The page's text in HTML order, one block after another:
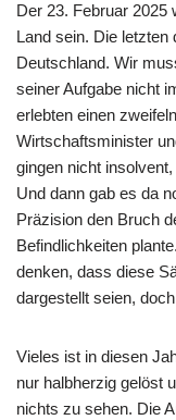
Der 23. Februar 2025
Land sein. Die letzten
Deutschland. Wir
seiner Aufgabe nicht
erlebten einen
Wirtschaftsminister
gingen nicht
Und dann gab es da
Präzision den Bruch
Befindlichkeiten
denken, dass diese
dargestellt seien,
Vieles ist in diesen
nur halbherzig gelöst
nichts zu sehen. Die